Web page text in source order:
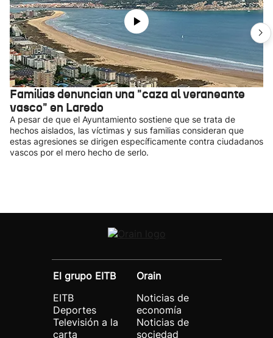
Familias denuncian una "caza al veraneante
vasco" en Laredo
A pesar de que el Ayuntamiento sostiene que se trata de
hechos aislados, las víctimas y sus familias consideran que
estas agresiones se dirigen específicamente contra ciudadanos
vascos por el mero hecho de serlo.
El grupo EITB
EITB
Deportes
Televisión a la
carta
Orain
Noticias de
economía
Noticias de
sociedad